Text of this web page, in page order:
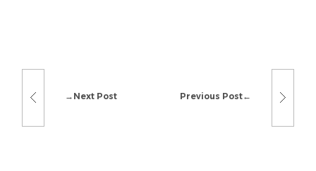
Previous Post
Next Post